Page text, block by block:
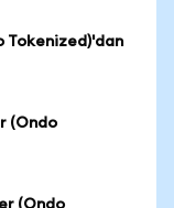
Tokenized)'dan
(Ondo
(Ondo